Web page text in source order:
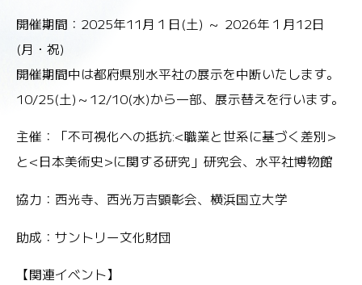
開催期間： 2025年11月１日(土) ～ 2026年１月12日
(月・祝)
開催期間中は都府県別水平社の展示を中断いたします。
10/25(土)～ 12/10(水)から一部、展示替えを行います。
主催：「不可視化への抵抗:<職業と世系に基づく差別>
と<日本美術史>に関する研究」研究会、水平社博物館
協力：西光寺、西光万吉顕彰会、横浜国立大学
助成：サントリー文化財団
【関連イベント】